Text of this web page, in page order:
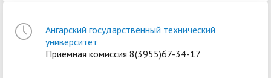
Ангарский государственный технический
университет
Приемная комиссия 8(3955)67-34-17